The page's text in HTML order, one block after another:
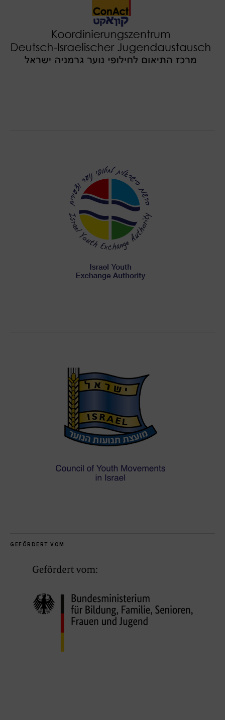
GEFÖRDERT VOM